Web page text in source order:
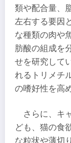
類や配合量、
左右する要因
な種類の肉や
肪酸の組成を
せを研究して
れるトリメチ
の嗜好性を高
さらに、キ
ども、猫の食
な粒状や薄切